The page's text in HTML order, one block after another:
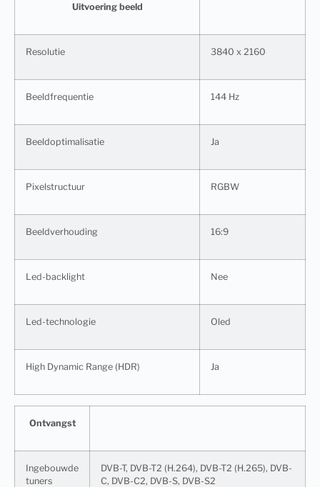
Uitvoering beeld
Resolutie 3840 x 2160
Beeldfrequentie 144 Hz
Beeldoptimalisatie Ja
Pixelstructuur RGBW
Beeldverhouding 16:9
Led-backlight Nee
Led-technologie Oled
High Dynamic Range (HDR) Ja
Ontvangst
Ingebouwde
tuners
DVB-T, DVB-T2 (H.264), DVB-T2 (H.265), DVB-
C, DVB-C2, DVB-S, DVB-S2